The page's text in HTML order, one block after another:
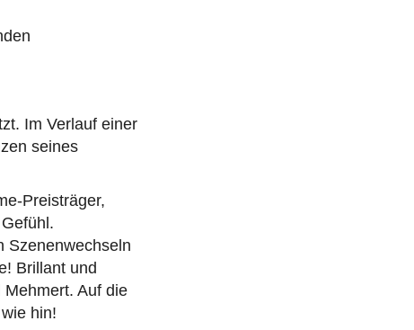
Im Verlauf einer
seines
Preisträger,
Szenenwechseln
Brillant und
Auf die
hin!